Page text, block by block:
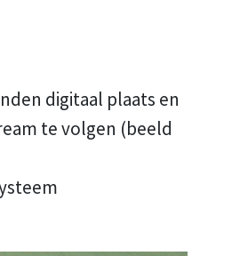
digitaal plaats en
te volgen (beeld